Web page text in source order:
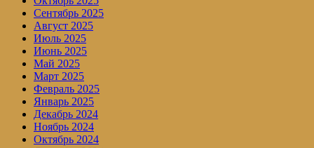
Сентябрь 2025
Август 2025
Июль 2025
Июнь 2025
Май 2025
Март 2025
Февраль 2025
Январь 2025
Декабрь 2024
Ноябрь 2024
Октябрь 2024